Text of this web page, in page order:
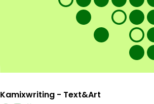
Kamixwriting - Text&Art